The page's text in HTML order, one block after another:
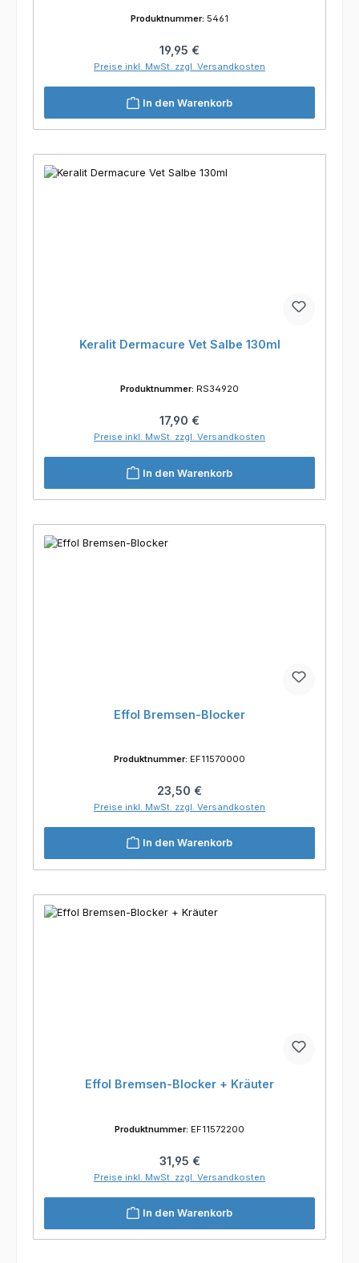
Produktnummer: 5461
Regulärer Preis:
19,95 €
Preise inkl. MwSt. zzgl. Versandkosten
In den Warenkorb
Keralit Dermacure Vet Salbe 130ml
Produktnummer: RS34920
Regulärer Preis:
17,90 €
Preise inkl. MwSt. zzgl. Versandkosten
In den Warenkorb
Effol Bremsen-Blocker
Produktnummer: EF11570000
Regulärer Preis:
23,50 €
Preise inkl. MwSt. zzgl. Versandkosten
In den Warenkorb
Effol Bremsen-Blocker + Kräuter
Produktnummer: EF11572200
Regulärer Preis:
31,95 €
Preise inkl. MwSt. zzgl. Versandkosten
In den Warenkorb